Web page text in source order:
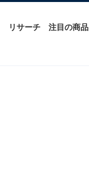
リサーチ 注目の商品